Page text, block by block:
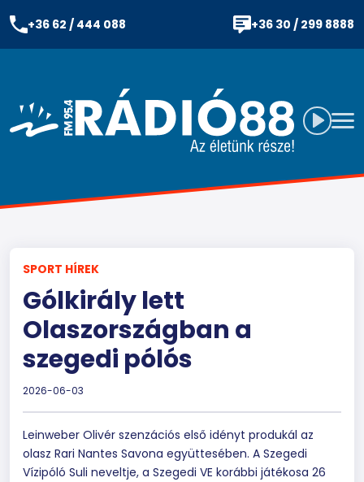
+36 62 / 444 088 +36 30 / 299 8888
SPORT HÍREK
Gólkirály lett
Olaszországban a
szegedi pólós
2026-06-03
Leinweber Olivér szenzációs első idényt produkál az
olasz Rari Nantes Savona együttesében. A Szegedi
Vízipóló Suli neveltje, a Szegedi VE korábbi játékosa 26